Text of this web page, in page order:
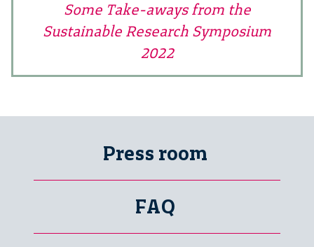
Some Take-aways from the
Sustainable Research Symposium
2022
Press room
FAQ